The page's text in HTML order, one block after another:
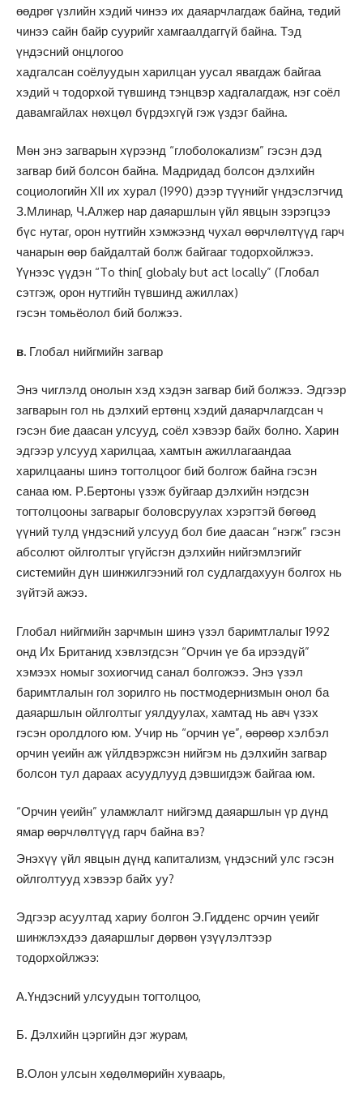
өөдрөг үзлийн хэдий чинээ их даяарчлагдаж байна, төдий
чинээ сайн байр суурийг хамгаалдаггүй байна. Тэд
үндэсний онцлогоо
хадгалсан соёлуудын харилцан уусал явагдаж байгаа
хэдий ч тодорхой түвшинд тэнцвэр хадгалагдаж, нэг соёл
давамгайлах нөхцөл бүрдэхгүй гэж үздэг байна.
Мөн энэ загварын хүрээнд “глоболокализм” гэсэн дэд
загвар бий болсон байна. Мадридад болсон дэлхийн
социологийн XII их хурал (1990) дээр түүнийг үндэслэгчид
З.Млинар, Ч.Алжер нар даяаршлын үйл явцын зэрэгцээ
бүс нутаг, орон нутгийн хэмжээнд чухал өөрчлөлтүүд гарч
чанарын өөр байдалтай болж байгааг тодорхойлжээ.
Үүнээс үүдэн “To thin[ globaly but act locally” (Глобал
сэтгэж, орон нутгийн түвшинд ажиллах)
гэсэн томьёолол бий болжээ.
в. Глобал нийгмийн загвар
Энэ чиглэлд онолын хэд хэдэн загвар бий болжээ. Эдгээр
загварын гол нь дэлхий ертөнц хэдий даяарчлагдсан ч
гэсэн бие даасан улсууд, соёл хэвээр байх болно. Харин
эдгээр улсууд харилцаа, хамтын ажиллагаандаа
харилцааны шинэ тогтолцоог бий болгож байна гэсэн
санаа юм. Р.Бертоны үзэж буйгаар дэлхийн нэгдсэн
тогтолцооны загварыг боловсруулах хэрэгтэй бөгөөд
үүний тулд үндэсний улсууд бол бие даасан “нэгж” гэсэн
абсолют ойлголтыг үгүйсгэн дэлхийн нийгэмлэгийг
системийн дүн шинжилгээний гол судлагдахуун болгох нь
зүйтэй ажээ.
Глобал нийгмийн зарчмын шинэ үзэл баримтлалыг 1992
онд Их Британид хэвлэгдсэн “Орчин үе ба ирээдүй”
хэмээх номыг зохиогчид санал болгожээ. Энэ үзэл
баримтлалын гол зорилго нь постмодернизмын онол ба
даяаршлын ойлголтыг уялдуулах, хамтад нь авч үзэх
гэсэн оролдлого юм. Учир нь “орчин үе”, өөрөөр хэлбэл
орчин үеийн аж үйлдвэржсэн нийгэм нь дэлхийн загвар
болсон тул дараах асуудлууд дэвшигдэж байгаа юм.
“Орчин үеийн” уламжлалт нийгэмд даяаршлын үр дүнд
ямар өөрчлөлтүүд гарч байна вэ?
Энэхүү үйл явцын дүнд капитализм, үндэсний улс гэсэн
ойлголтууд хэвээр байх уу?
Эдгээр асуултад хариу болгон Э.Гидденс орчин үеийг
шинжлэхдээ даяаршлыг дөрвөн үзүүлэлтээр
тодорхойлжээ:
А.Үндэсний улсуудын тогтолцоо,
Б. Дэлхийн цэргийн дэг журам,
В.Олон улсын хөдөлмөрийн хуваарь,